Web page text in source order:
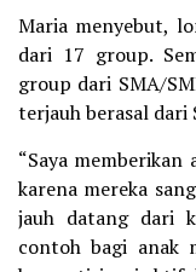
Maria menyebut,
dari 17 group.
group dari SMA/
terjauh berasal dari
“Saya memberikan
karena mereka
jauh datang dari
contoh bagi anak